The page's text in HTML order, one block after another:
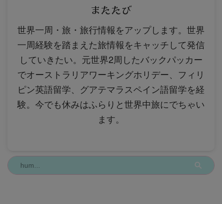
またたび
世界一周・旅・旅行情報をアップします。世界
一周経験を踏まえた旅情報をキャッチして発信
していきたい。元世界2周したバックパッカー
でオーストラリアワーキングホリデー、フィリ
ピン英語留学、グアテマラスペイン語留学を経
験。今でも休みはふらりと世界中旅にでちゃい
ます。